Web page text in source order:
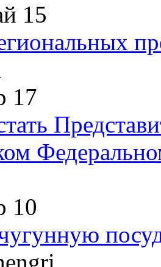
15
17
10